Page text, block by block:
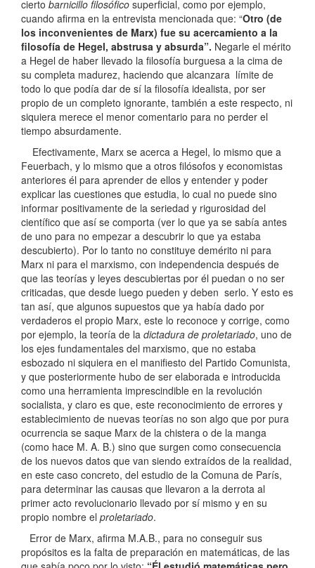
cierto barnicillo filosófico superficial, como por ejemplo,
cuando afirma en la entrevista mencionada que: “Otro (de
los inconvenientes de Marx) fue su acercamiento a la
filosofía de Hegel, abstrusa y absurda”. Negarle el mérito
a Hegel de haber llevado la filosofía burguesa a la cima de
su completa madurez, haciendo que alcanzara límite de
todo lo que podía dar de sí la filosofía idealista, por ser
propio de un completo ignorante, también a este respecto, ni
siquiera merece el menor comentario para no perder el
tiempo absurdamente.
Efectivamente, Marx se acerca a Hegel, lo mismo que a
Feuerbach, y lo mismo que a otros filósofos y economistas
anteriores él para aprender de ellos y entender y poder
explicar las cuestiones que estudia, lo cual no puede sino
informar positivamente de la seriedad y rigurosidad del
científico que así se comporta (ver lo que ya se sabía antes
de uno para no empezar a descubrir lo que ya estaba
descubierto). Por lo tanto no constituye demérito ni para
Marx ni para el marxismo, con independencia después de
que las teorías y leyes descubiertas por él puedan o no ser
criticadas, que desde luego pueden y deben serlo. Y esto es
tan así, que algunos supuestos que ya había dado por
verdaderos el propio Marx, este lo reconoce y corrige, como
por ejemplo, la teoría de la dictadura de proletariado, uno de
los ejes fundamentales del marxismo, que no estaba
esbozado ni siquiera en el manifiesto del Partido Comunista,
y que posteriormente hubo de ser elaborada e introducida
como una herramienta imprescindible en la revolución
socialista, y claro es que, este reconocimiento de errores y
establecimiento de nuevas teorías no son algo que por pura
ocurrencia se saque Marx de la chistera o de la manga
(como hace M. A. B.) sino que surgen como consecuencia
de los nuevos datos que van siendo extraídos de la realidad,
en este caso concreto, del estudio de la Comuna de París,
para determinar las causas que llevaron a la derrota al
primer acto revolucionario llevado por sí mismo y en su
propio nombre el proletariado.
Error de Marx, afirma M.A.B., para no conseguir sus
propósitos es la falta de preparación en matemáticas, de las